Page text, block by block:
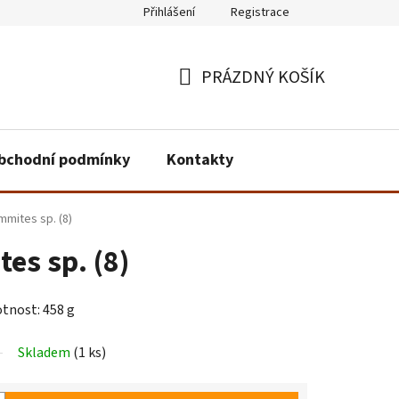
Přihlášení Registrace
PRÁZDNÝ KOŠÍK
podmínky Kontakty
sp. (8)
sp. (8)
458 g
Skladem (1 ks)